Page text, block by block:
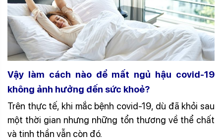
Vậy làm cách nào để mất ngủ hậu covid-19
không ảnh hưởng đến sức khoẻ?
Trên thực tế, khi mắc bệnh covid-19, dù đã khỏi sau
một thời gian nhưng những tổn thương về thể chất
và tinh thần vẫn còn đó.